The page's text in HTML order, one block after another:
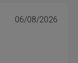
06/08/2026